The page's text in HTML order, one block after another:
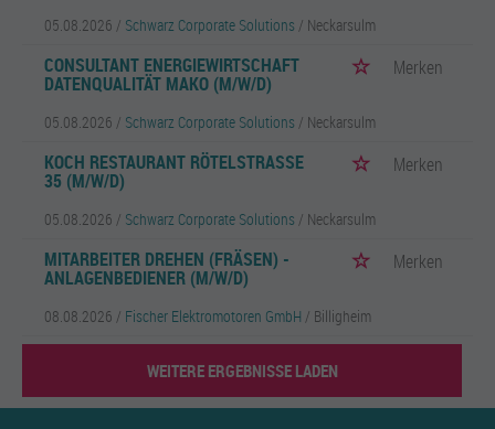
05.08.2026 / Schwarz Corporate Solutions / Neckarsulm
CONSULTANT ENERGIEWIRTSCHAFT
DATENQUALITÄT MAKO (M/W/D)
Merken
05.08.2026 / Schwarz Corporate Solutions / Neckarsulm
KOCH RESTAURANT RÖTELSTRASSE 3
5 (M/W/D)
Merken
05.08.2026 / Schwarz Corporate Solutions / Neckarsulm
MITARBEITER DREHEN (FRÄSEN) -
ANLAGENBEDIENER (M/W/D)
Merken
08.08.2026 / Fischer Elektromotoren GmbH / Billigheim
WEITERE ERGEBNISSE LADEN